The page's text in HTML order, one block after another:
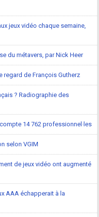
jeux vidéo chaque semaine,
du métavers, par Nick Heer
regard de François Gutherz
? Radiographie des
14 762 professionnel·les
selon VGIM
de jeux vidéo ont augmenté
AAA échapperait à la